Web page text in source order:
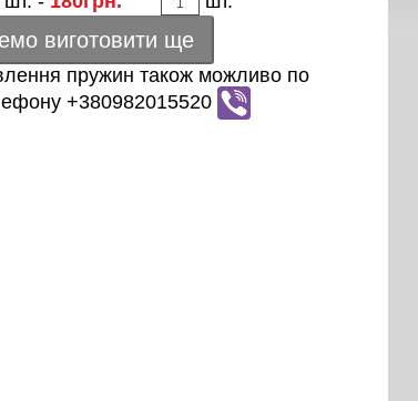
виготовити ще
пружин також можливо по
+380982015520